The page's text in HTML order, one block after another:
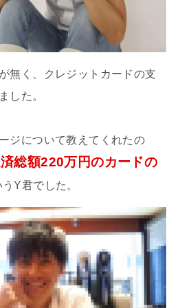
無く、クレジットカードの支
した。
ジについて教えてくれたの
総額220万円のカードの
Y君でした。